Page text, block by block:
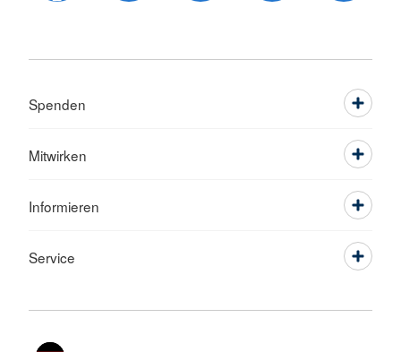
Spenden
Mitwirken
Informieren
Service
Sprache wechseln zu